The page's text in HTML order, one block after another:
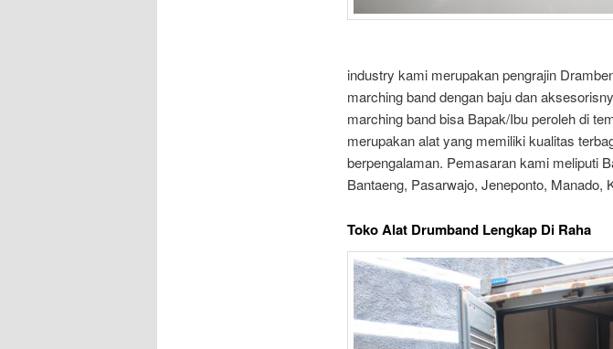
industry kami merupakan pengrajin
marching band dengan baju dan
marching band bisa Bapak/Ibu peroleh di
merupakan alat yang memiliki kualitas
berpengalaman. Pemasaran kami meliputi
Bantaeng, Pasarwajo, Jeneponto, Manado,
Toko Alat Drumband Lengkap Di Raha